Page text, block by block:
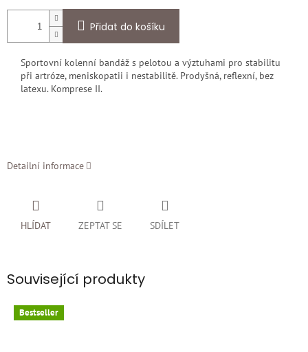
Přidat do košíku
Sportovní kolenní bandáž s pelotou a výztuhami pro stabilitu
při artróze, meniskopatii i nestabilitě. Prodyšná, reflexní, bez
latexu. Komprese II.
Detailní informace
ZEPTAT SE
HLÍDAT SDÍLET
Související produkty
Bestseller